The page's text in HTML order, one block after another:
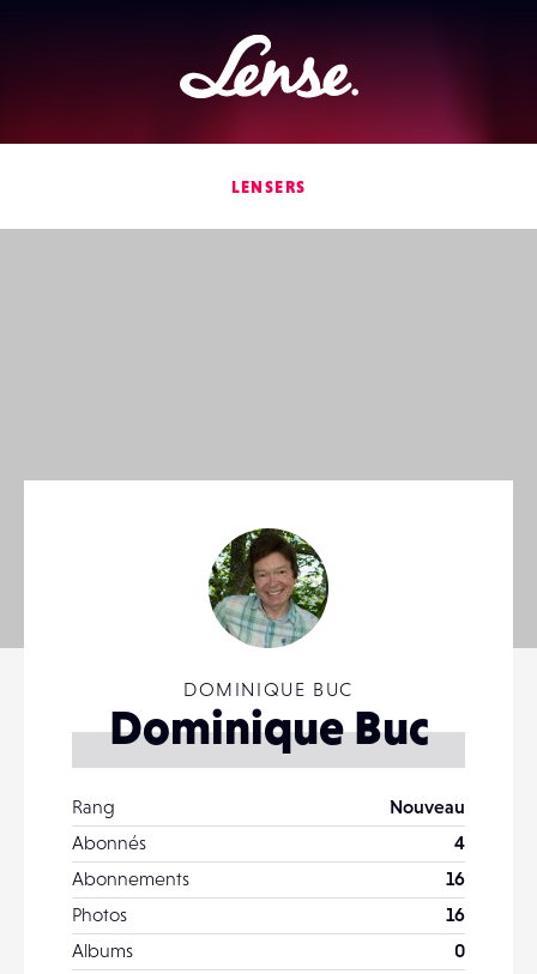
Lense
LENSERS
DOMINIQUE BUC
Dominique Buc
Rang
Nouveau
Abonnés
4
Abonnements
16
Photos
16
Albums
0